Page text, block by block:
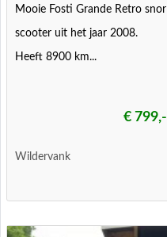
Mooie Fosti Grande Retro snor
scooter uit het jaar 2008.
Heeft 8900 km...
€ 799,-
Wildervank